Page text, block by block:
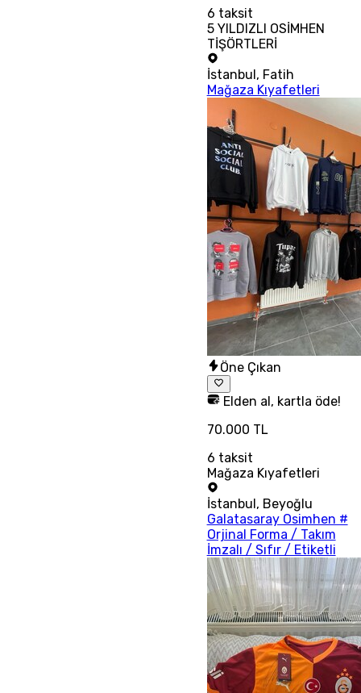
6 taksit
5 YILDIZLI OSİMHEN
TİŞÖRTLERİ
İstanbul, Fatih
Mağaza Kıyafetleri
Öne Çıkan
Elden al, kartla öde!
70.000 TL
6 taksit
Mağaza Kıyafetleri
İstanbul, Beyoğlu
Galatasaray Osimhen #
Orjinal Forma / Takım
İmzalı / Sıfır / Etiketli